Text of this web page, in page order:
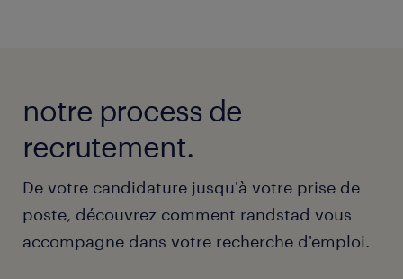
notre process de
recrutement.
De votre candidature jusqu'à votre prise de
poste, découvrez comment randstad vous
accompagne dans votre recherche d'emploi.